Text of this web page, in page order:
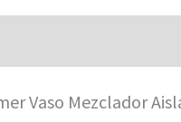
Vaso Mezclador